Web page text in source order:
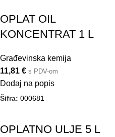
OPLAT OIL
KONCENTRAT 1 L
Građevinska kemija
11,81 € s PDV-om
Dodaj na popis
Šifra: 000681
OPLATNO ULJE 5 L